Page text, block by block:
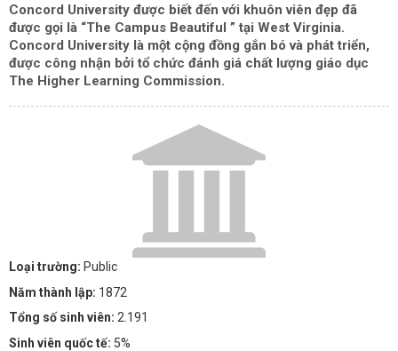
Concord University được biết đến với khuôn viên đẹp đã
được gọi là “The Campus Beautiful ” tại West Virginia.
Concord University là một cộng đồng gắn bó và phát triển,
được công nhận bởi tổ chức đánh giá chất lượng giáo dục
The Higher Learning Commission.
Loại trường: Public
Năm thành lập: 1872
Tổng số sinh viên: 2.191
Sinh viên quốc tế: 5%